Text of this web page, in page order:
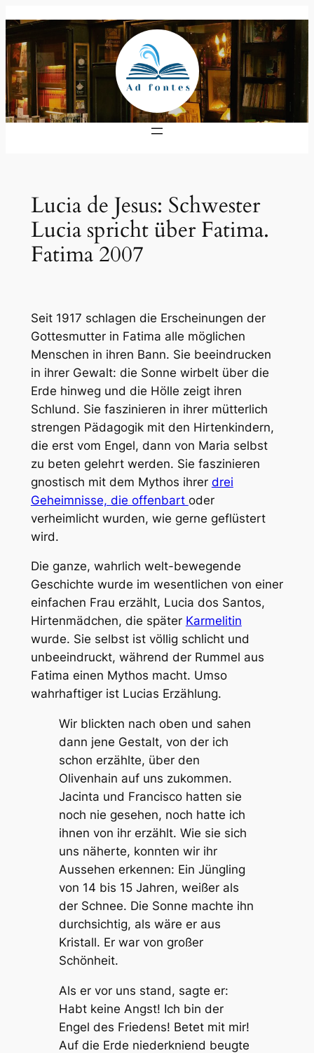
Inhalt
springen
Lucia de Jesus: Schwester
Lucia spricht über Fatima.
Fatima 2007
Seit 1917 schlagen die Erscheinungen der
Gottesmutter in Fatima alle möglichen
Menschen in ihren Bann. Sie beeindrucken
in ihrer Gewalt: die Sonne wirbelt über die
Erde hinweg und die Hölle zeigt ihren
Schlund. Sie faszinieren in ihrer mütterlich
strengen Pädagogik mit den Hirtenkindern,
die erst vom Engel, dann von Maria selbst
zu beten gelehrt werden. Sie faszinieren
gnostisch mit dem Mythos ihrer drei
Geheimnisse, die offenbart oder
verheimlicht wurden, wie gerne geflüstert
wird.
Die ganze, wahrlich welt-bewegende
Geschichte wurde im wesentlichen von einer
einfachen Frau erzählt, Lucia dos Santos,
Hirtenmädchen, die später Karmelitin
wurde. Sie selbst ist völlig schlicht und
unbeeindruckt, während der Rummel aus
Fatima einen Mythos macht. Umso
wahrhaftiger ist Lucias Erzählung.
Wir blickten nach oben und sahen
dann jene Gestalt, von der ich
schon erzählte, über den
Olivenhain auf uns zukommen.
Jacinta und Francisco hatten sie
noch nie gesehen, noch hatte ich
ihnen von ihr erzählt. Wie sie sich
uns näherte, konnten wir ihr
Aussehen erkennen: Ein Jüngling
von 14 bis 15 Jahren, weißer als
der Schnee. Die Sonne machte ihn
durchsichtig, als wäre er aus
Kristall. Er war von großer
Schönheit.
Als er vor uns stand, sagte er:
Habt keine Angst! Ich bin der
Engel des Friedens! Betet mit mir!
Auf die Erde niederkniend beugte